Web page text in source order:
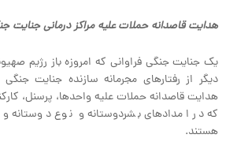
هدایت قاصدانه حملات علیه مراکز درمانی جنایت
یک جنایت جنگی فراوانی که امروزه باز رژیم
دیگر از رفتارهای مجرمانه سازنده جنایت
هدایت قاصدانه حملات علیه واحدها، پرسنل،
که در امدادهای بشردوستانه و نوع
هستند.